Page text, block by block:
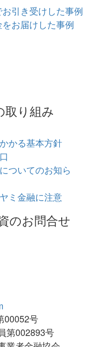
引き受けした事例
お届けした事例
取り組み
かる基本方針
ついてのお知ら
ミ金融に注意
のお問合せ
00052号
第002893号